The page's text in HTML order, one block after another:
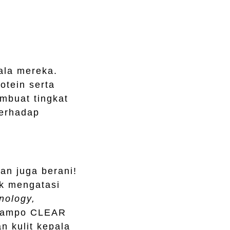
mereka.
serta
tingkat
juga berani!
mengatasi
CLEAR
kulit kepala